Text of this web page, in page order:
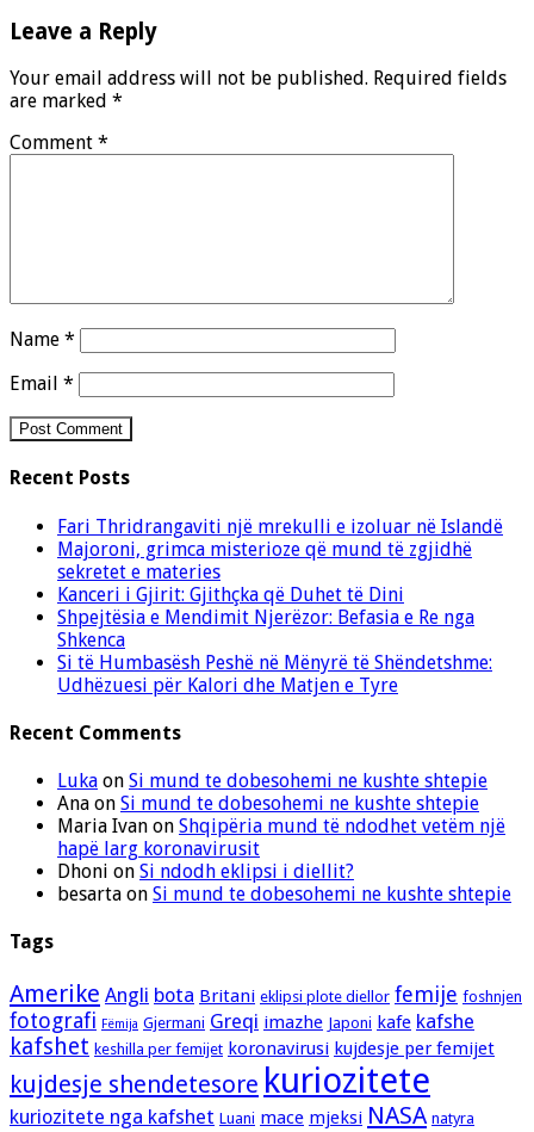
Leave a Reply
Your email address will not be published. Required fields
are marked *
Comment *
Name *
Email *
Recent Posts
Fari Thridrangaviti një mrekulli e izoluar në Islandë
Majoroni, grimca misterioze që mund të zgjidhë
sekretet e materies
Kanceri i Gjirit: Gjithçka që Duhet të Dini
Shpejtësia e Mendimit Njerëzor: Befasia e Re nga
Shkenca
Si të Humbasësh Peshë në Mënyrë të Shëndetshme:
Udhëzuesi për Kalori dhe Matjen e Tyre
Recent Comments
Luka on Si mund te dobesohemi ne kushte shtepie
Ana on Si mund te dobesohemi ne kushte shtepie
Maria Ivan on Shqipëria mund të ndodhet vetëm një
hapë larg koronavirusit
Dhoni on Si ndodh eklipsi i diellit?
besarta on Si mund te dobesohemi ne kushte shtepie
Tags
Amerike Angli bota Britani eklipsi plote diellor femije foshnjen
fotografi Fëmija Gjermani Greqi imazhe Japoni kafe kafshe
kafshet keshilla per femijet koronavirusi kujdesje per femijet
kujdesje shendetesore kuriozitete
kuriozitete nga kafshet Luani mace mjeksi NASA natyra